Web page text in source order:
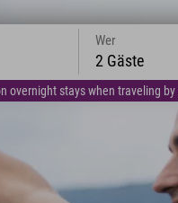
overnight stays when traveling
Wer
2 Gäste